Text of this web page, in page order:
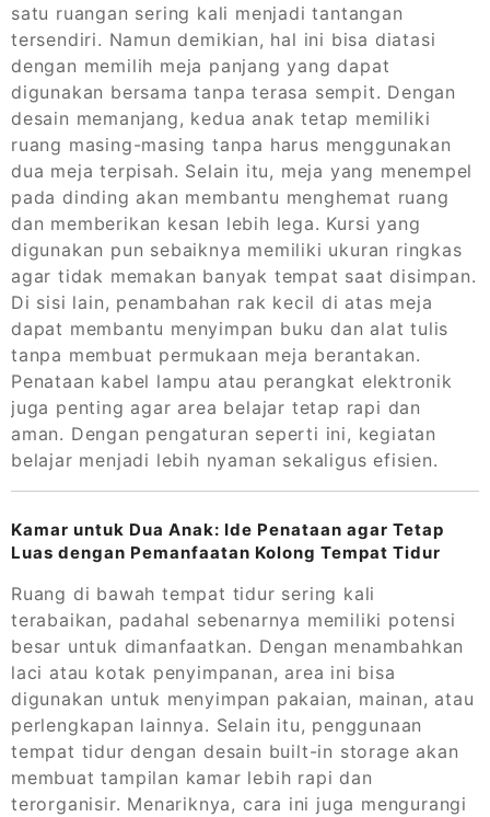
satu ruangan sering kali menjadi tantangan
tersendiri. Namun demikian, hal ini bisa diatasi
dengan memilih meja panjang yang dapat
digunakan bersama tanpa terasa sempit. Dengan
desain memanjang, kedua anak tetap memiliki
ruang masing-masing tanpa harus menggunakan
dua meja terpisah. Selain itu, meja yang menempel
pada dinding akan membantu menghemat ruang
dan memberikan kesan lebih lega. Kursi yang
digunakan pun sebaiknya memiliki ukuran ringkas
agar tidak memakan banyak tempat saat disimpan.
Di sisi lain, penambahan rak kecil di atas meja
dapat membantu menyimpan buku dan alat tulis
tanpa membuat permukaan meja berantakan.
Penataan kabel lampu atau perangkat elektronik
juga penting agar area belajar tetap rapi dan
aman. Dengan pengaturan seperti ini, kegiatan
belajar menjadi lebih nyaman sekaligus efisien.
Kamar untuk Dua Anak: Ide Penataan agar Tetap
Luas dengan Pemanfaatan Kolong Tempat Tidur
Ruang di bawah tempat tidur sering kali
terabaikan, padahal sebenarnya memiliki potensi
besar untuk dimanfaatkan. Dengan menambahkan
laci atau kotak penyimpanan, area ini bisa
digunakan untuk menyimpan pakaian, mainan, atau
perlengkapan lainnya. Selain itu, penggunaan
tempat tidur dengan desain built-in storage akan
membuat tampilan kamar lebih rapi dan
terorganisir. Menariknya, cara ini juga mengurangi